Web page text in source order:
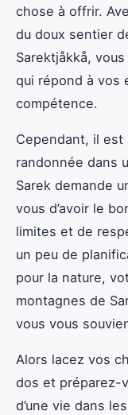
chose à offrir.
du doux sentier
Sarektjåkkå,
qui répond à vos
compétence.
Cependant, il est
randonnée dans
Sarek demande
vous d’avoir le
limites et de
un peu de
pour la nature,
montagnes de
vous vous
Alors lacez vos
dos et préparez-
d’une vie dans